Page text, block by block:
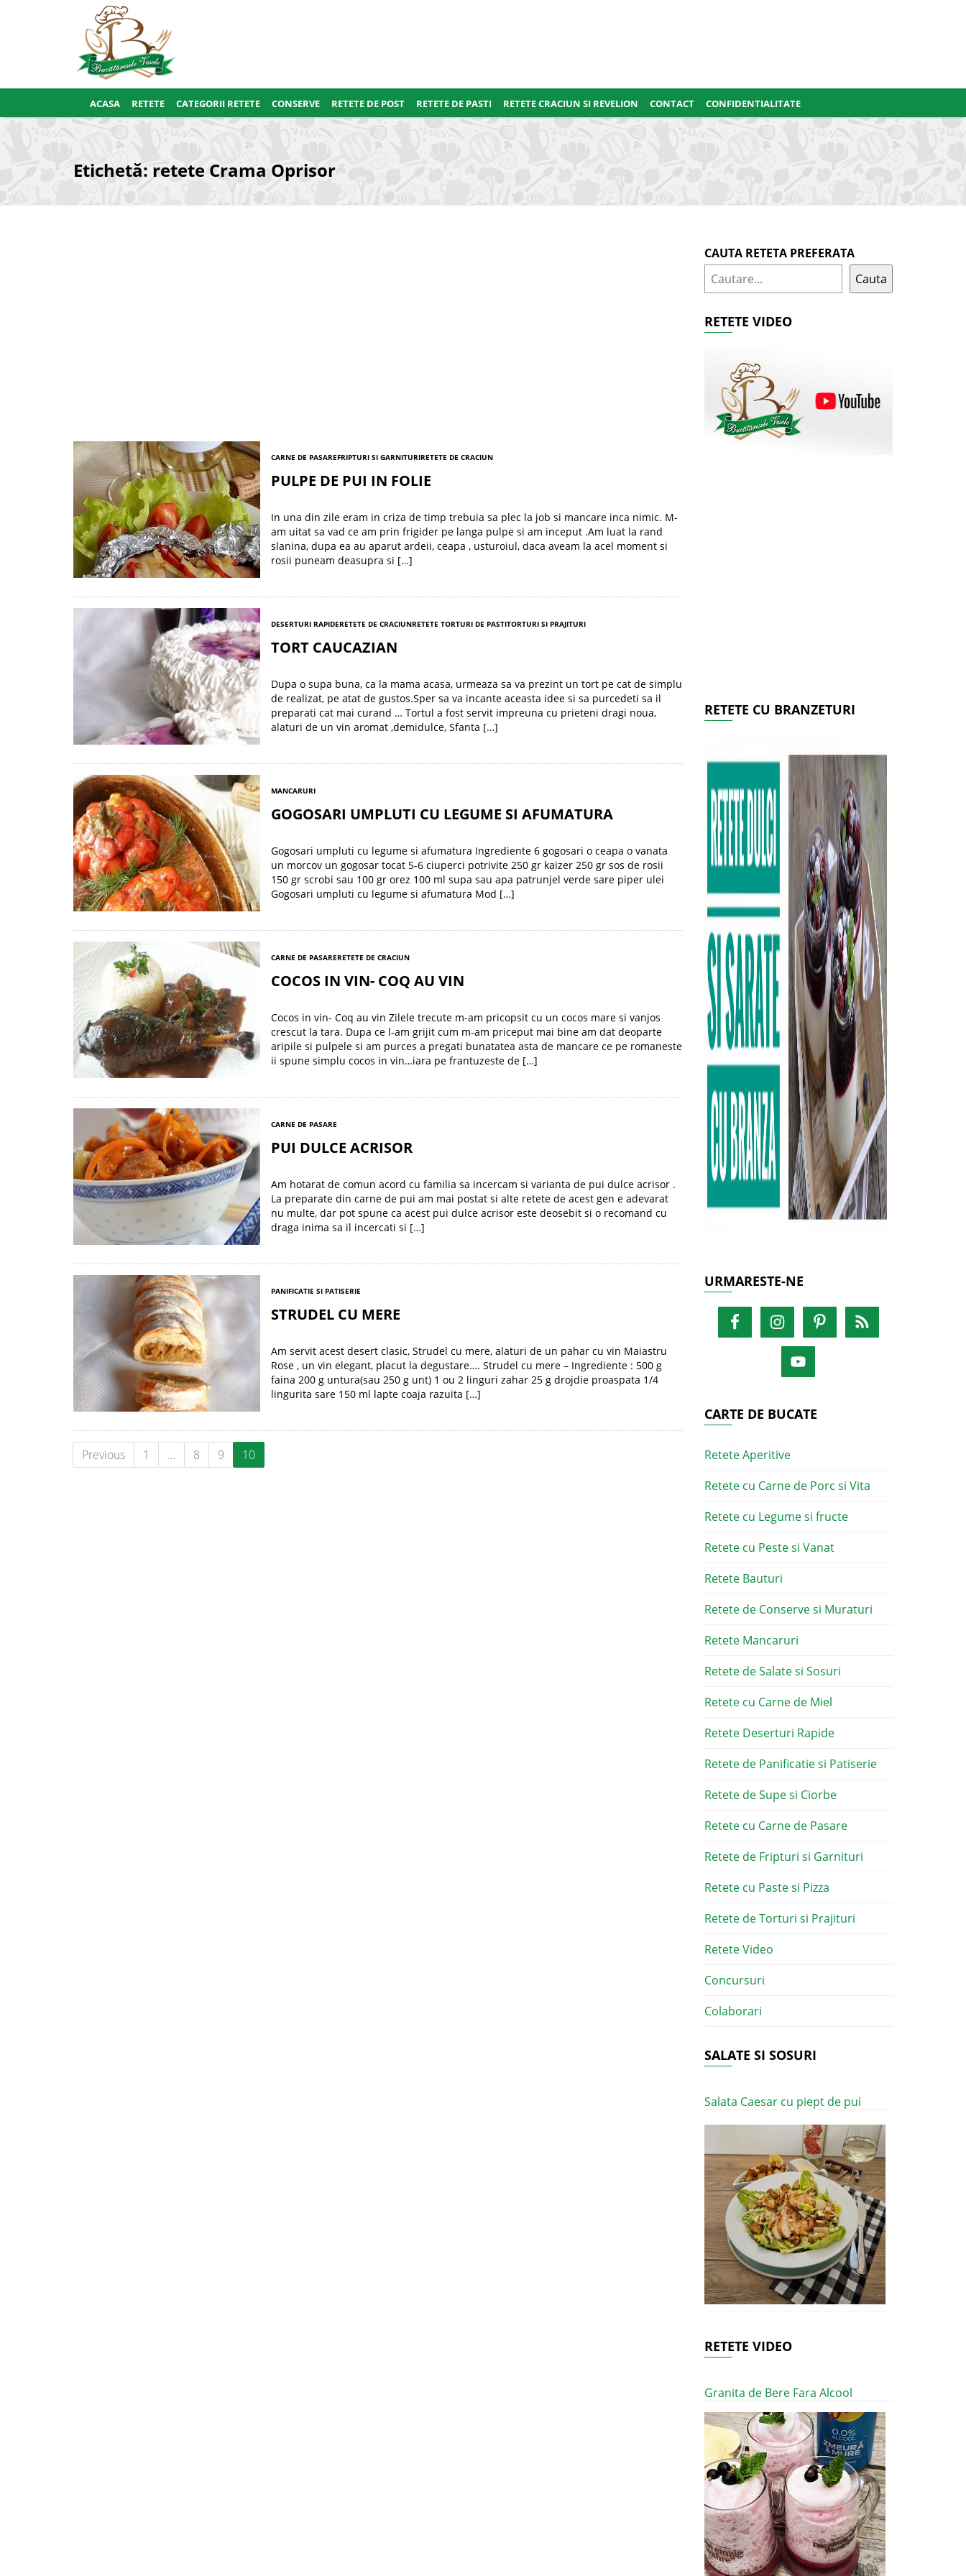
ACASA RETETE CATEGORII RETETE CONSERVE RETETE DE POST RETETE DE PASTI RETETE CRACIUN SI REVELION CONTACT CONFIDENTIALITATE
Etichetă: retete Crama Oprisor
CARNE DE PASAREFRIPTURI SI GARNITURIRETETE DE CRACIUN
PULPE DE PUI IN FOLIE
In una din zile eram in criza de timp trebuia sa plec la job si mancare inca nimic. M-
am uitat sa vad ce am prin frigider pe langa pulpe si am inceput .Am luat la rand
slanina, dupa ea au aparut ardeii, ceapa , usturoiul, daca aveam la acel moment si
rosii puneam deasupra si […]
DESERTURI RAPIDERETETE DE CRACIUNRETETE TORTURI DE PASTITORTURI SI PRAJITURI
TORT CAUCAZIAN
Dupa o supa buna, ca la mama acasa, urmeaza sa va prezint un tort pe cat de simplu
de realizat, pe atat de gustos.Sper sa va incante aceasta idee si sa purcedeti sa il
preparati cat mai curand … Tortul a fost servit impreuna cu prieteni dragi noua,
alaturi de un vin aromat ,demidulce, Sfanta […]
MANCARURI
GOGOSARI UMPLUTI CU LEGUME SI AFUMATURA
Gogosari umpluti cu legume si afumatura Ingrediente 6 gogosari o ceapa o vanata
un morcov un gogosar tocat 5-6 ciuperci potrivite 250 gr kaizer 250 gr sos de rosii
150 gr scrobi sau 100 gr orez 100 ml supa sau apa patrunjel verde sare piper ulei
Gogosari umpluti cu legume si afumatura Mod […]
CARNE DE PASARERETETE DE CRACIUN
COCOS IN VIN- COQ AU VIN
Cocos in vin- Coq au vin Zilele trecute m-am pricopsit cu un cocos mare si vanjos
crescut la tara. Dupa ce l-am grijit cum m-am priceput mai bine am dat deoparte
aripile si pulpele si am purces a pregati bunatatea asta de mancare ce pe romaneste
ii spune simplu cocos in vin…iara pe frantuzeste de […]
CARNE DE PASARE
PUI DULCE ACRISOR
Am hotarat de comun acord cu familia sa incercam si varianta de pui dulce acrisor .
La preparate din carne de pui am mai postat si alte retete de acest gen e adevarat
nu multe, dar pot spune ca acest pui dulce acrisor este deosebit si o recomand cu
draga inima sa il incercati si […]
PANIFICATIE SI PATISERIE
STRUDEL CU MERE
Am servit acest desert clasic, Strudel cu mere, alaturi de un pahar cu vin Maiastru
Rose , un vin elegant, placut la degustare…. Strudel cu mere – Ingrediente : 500 g
faina 200 g untura(sau 250 g unt) 1 ou 2 linguri zahar 25 g drojdie proaspata 1/4
lingurita sare 150 ml lapte coaja razuita […]
Previous 1 … 8 9 10
CAUTA RETETA PREFERATA
Cauta
RETETE VIDEO
RETETE CU BRANZETURI
URMARESTE-NE
CARTE DE BUCATE
Retete Aperitive
Retete cu Carne de Porc si Vita
Retete cu Legume si fructe
Retete cu Peste si Vanat
Retete Bauturi
Retete de Conserve si Muraturi
Retete Mancaruri
Retete de Salate si Sosuri
Retete cu Carne de Miel
Retete Deserturi Rapide
Retete de Panificatie si Patiserie
Retete de Supe si Ciorbe
Retete cu Carne de Pasare
Retete de Fripturi si Garnituri
Retete cu Paste si Pizza
Retete de Torturi si Prajituri
Retete Video
Concursuri
Colaborari
SALATE SI SOSURI
Salata Caesar cu piept de pui
RETETE VIDEO
Granita de Bere Fara Alcool